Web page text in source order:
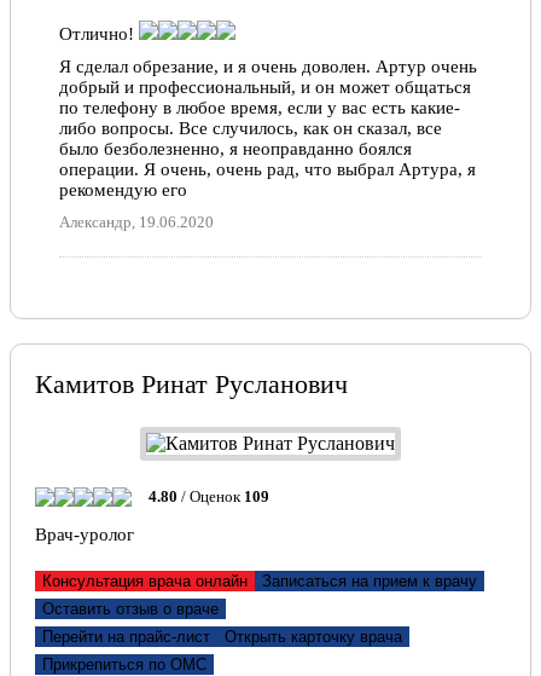
Отлично!
Я сделал обрезание, и я очень доволен. Артур очень
добрый и профессиональный, и он может общаться
по телефону в любое время, если у вас есть какие-
либо вопросы. Все случилось, как он сказал, все
было безболезненно, я неоправданно боялся
операции. Я очень, очень рад, что выбрал Артура, я
рекомендую его
Александр, 19.06.2020
Камитов Ринат Русланович
4.80 / Оценок 109
Врач-уролог
Консультация врача онлайн
Записаться на прием к врачу
Оставить отзыв о враче
Перейти на прайс-лист
Открыть карточку врача
Прикрепиться по ОМС